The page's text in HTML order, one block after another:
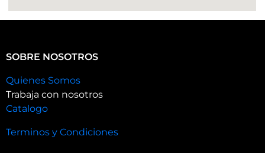
SOBRE NOSOTROS
Quienes Somos
Trabaja con nosotros
Catalogo
Terminos y Condiciones